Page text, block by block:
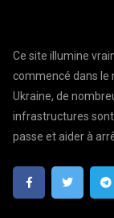
Ce site illumine
commencé dans le
Ukraine, de
infrastructures sont
passe et aider à